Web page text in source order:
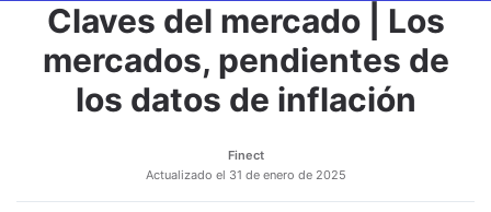
Claves del mercado | Los
mercados, pendientes de
los datos de inflación
Finect
Actualizado el 31 de enero de 2025